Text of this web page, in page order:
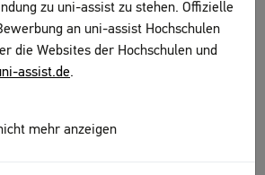
zu uni-assist zu stehen. Offizielle
an uni-assist Hochschulen
die Websites der Hochschulen und
assist.de.
mehr anzeigen
& Zulassung